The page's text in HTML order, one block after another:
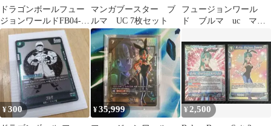
ドラゴンボールフュー
ジョンワールドFB04-
068 UC ブルマ 2枚
マンガブースター ブ
ルマ UC 7枚セット
フュージョンワール
ド ブルマ uc マン
¥300 ¥35,999 ¥ 2,500